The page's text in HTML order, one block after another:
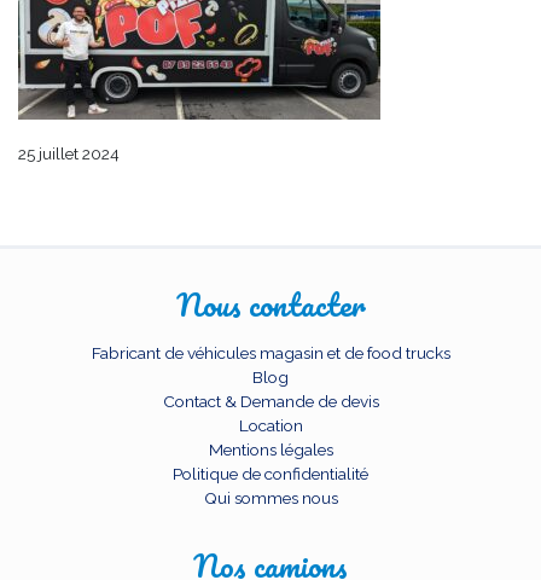
25 juillet 2024
Nous contacter
Fabricant de véhicules magasin et de food trucks
Blog
Contact & Demande de devis
Location
Mentions légales
Politique de confidentialité
Qui sommes nous
Nos camions